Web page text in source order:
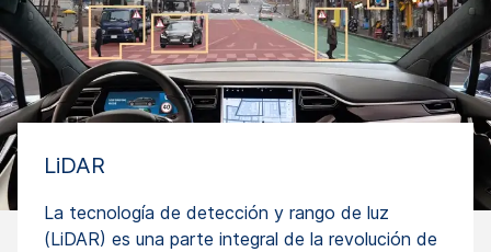
LiDAR
La tecnología de detección y rango de luz
(LiDAR) es una parte integral de la revolución de